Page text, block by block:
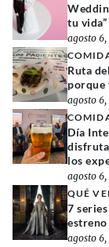
tu
agosto 6,
Ruta
porque
agosto 6,
Día
los
agosto
QUÉ
7
estreno
agosto